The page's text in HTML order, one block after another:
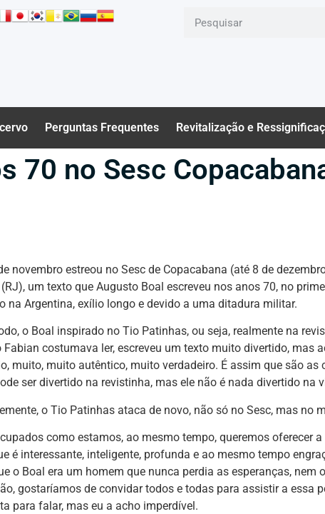
Perguntas Frequentes Revitalização e
70 no Sesc
novembro estreou no Sesc de Copacabana (até 8 de
um texto que Augusto Boal escreveu nos anos 70, no
na Argentina, exílio longo e devido a uma ditadura militar.
o Boal inspirado no Tio Patinhas, ou seja, realmente na
Fabian costumava ler, escreveu um texto muito divertido, mas
muito, muito autêntico, muito verdadeiro. É assim que são as
ser divertido na revistinha, mas ele não é nada divertido na
o Tio Patinhas ataca de novo, não só no Sesc, mas no
como estamos, ao mesmo tempo, queremos oferecer a
é interessante, inteligente, profunda e ao mesmo tempo
o Boal era um homem que nunca perdia as esperanças, nem
gostaríamos de convidar todos e todas para assistir a essa
para falar, mas eu a acho imperdível.